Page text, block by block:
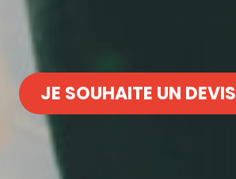
JE SOUHAITE UN DEVIS